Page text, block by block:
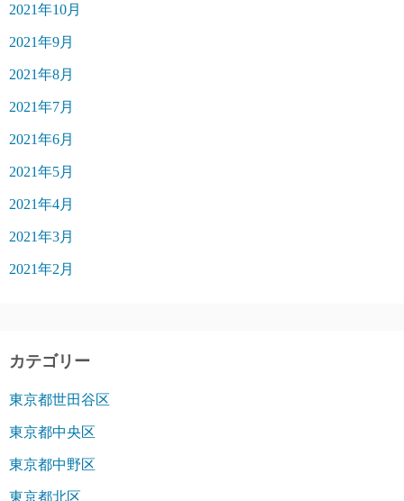
2021年10月
2021年9月
2021年8月
2021年7月
2021年6月
2021年5月
2021年4月
2021年3月
2021年2月
カテゴリー
東京都世田谷区
東京都中央区
東京都中野区
東京都北区